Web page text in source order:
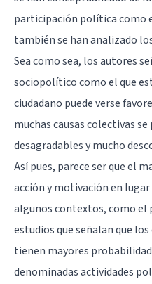
participación política como
también se han analizado
Sea como sea, los autores
sociopolítico como el que
ciudadano puede verse
muchas causas colectivas
desagradables y mucho
Así pues, parece ser que el
acción y motivación en
algunos contextos, como
estudios que señalan que
tienen mayores
denominadas actividades